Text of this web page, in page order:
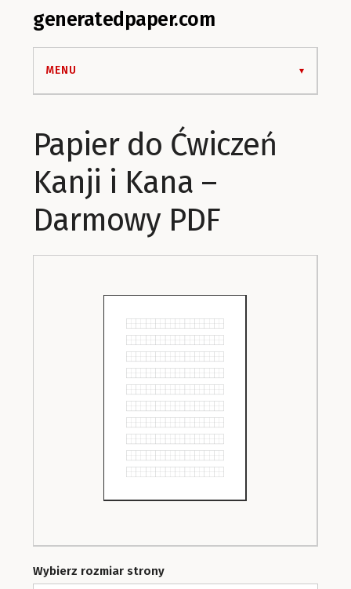
generatedpaper.com
MENU
Papier do Ćwiczeń
Kanji i Kana –
Darmowy PDF
Wybierz rozmiar strony